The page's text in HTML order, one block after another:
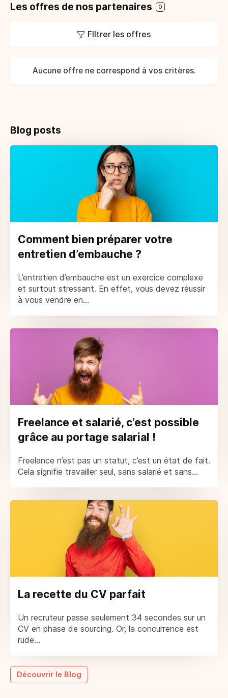
Les offres de nos partenaires 0
FIltrer les offres
Aucune offre ne correspond à vos critères.
Blog posts
Comment bien préparer votre
entretien d’embauche ?
L’entretien d’embauche est un exercice complexe
et surtout stressant. En effet, vous devez réussir
à vous vendre en...
Freelance et salarié, c’est possible
grâce au portage salarial !
Freelance n’est pas un statut, c’est un état de fait.
Cela signifie travailler seul, sans salarié et sans...
La recette du CV parfait
Un recruteur passe seulement 34 secondes sur un
CV en phase de sourcing. Or, la concurrence est
rude...
Découvrir le Blog